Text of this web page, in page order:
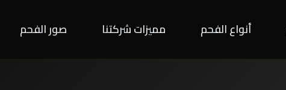
أنواع الفحم مميزات شركتنا صور الفحم